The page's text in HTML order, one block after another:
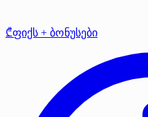
₾ფიქს + ბონუსები